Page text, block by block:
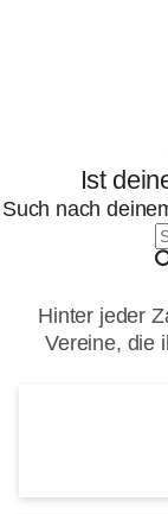
Ist
Such nach
Hinter jeder
Vereine, die